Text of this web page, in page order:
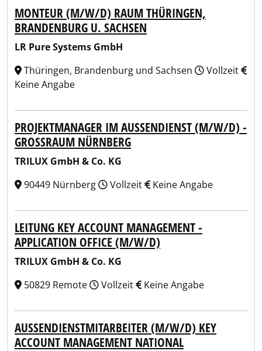
MONTEUR (M/W/D) RAUM THÜRINGEN,
BRANDENBURG U. SACHSEN
LR Pure Systems GmbH
Thüringen, Brandenburg und Sachsen
Vollzeit
Keine Angabe
PROJEKTMANAGER IM AUSSENDIENST (M/W/D) - G
ROSSRAUM NÜRNBERG
TRILUX GmbH & Co. KG
90449 Nürnberg
Vollzeit Keine Angabe
LEITUNG KEY ACCOUNT MANAGEMENT -
APPLICATION OFFICE (M/W/D)
TRILUX GmbH & Co. KG
50829 Remote
Vollzeit Keine Angabe
AUSSENDIENSTMITARBEITER (M/W/D) KEY A
CCOUNT MANAGEMENT NATIONAL